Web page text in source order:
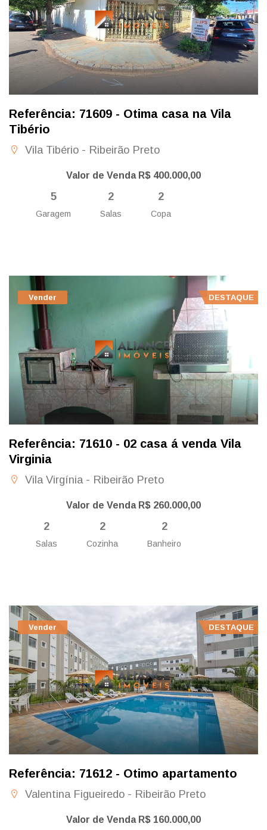
Referência: 71609 - Otima casa na Vila
Tibério
Vila Tibério - Ribeirão Preto
Valor de Venda R$ 400.000,00
5
Garagem
2
Salas
2
Copa
Vender DESTAQUE
Referência: 71610 - 02 casa á venda Vila
Virginia
Vila Virgínia - Ribeirão Preto
Valor de Venda R$ 260.000,00
2
Salas
2
Cozinha
2
Banheiro
Vender DESTAQUE
Referência: 71612 - Otimo apartamento
Valentina Figueiredo - Ribeirão Preto
Valor de Venda R$ 160.000,00